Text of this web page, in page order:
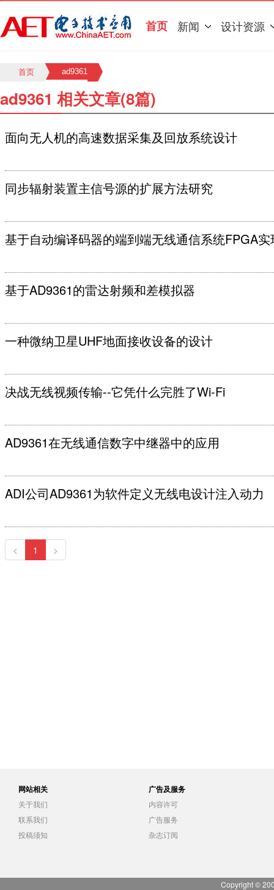
首页 新闻 设计资源
首页 ad9361
ad9361 相关文章(8篇)
面向无人机的高速数据采集及回放系统设计
同步辐射装置主信号源的扩展方法研究
基于自动编译码器的端到端无线通信系统FPGA实
基于AD9361的雷达射频和差模拟器
一种微纳卫星UHF地面接收设备的设计
决战无线视频传输--它凭什么完胜了Wi-Fi
AD9361在无线通信数字中继器中的应用
ADI公司AD9361为软件定义无线电设计注入动力
< 1 >
网站相关
关于我们
联系我们
投稿须知
广告及服务
内容许可
广告服务
杂志订阅
Copyright ©